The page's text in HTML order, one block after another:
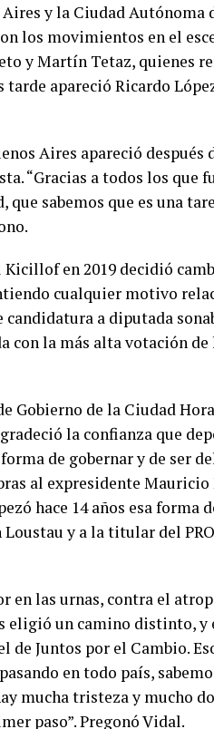
y la Ciudad Autónoma
los movimientos en el
y Martín Tetaz, quienes
tarde apareció Ricardo
Aires apareció después
“Gracias a todos los que
sabemos que es una
en 2019 decidió
cualquier motivo
a diputada
con la más alta votación
Gobierno de la Ciudad
la confianza que
de gobernar y de ser
al expresidente
hace 14 años esa forma
y a la titular del
en las urnas, contra el
eligió un camino distinto, y
Juntos por el Cambio.
en todo país,
mucha tristeza y mucho
paso”. Pregonó Vidal.